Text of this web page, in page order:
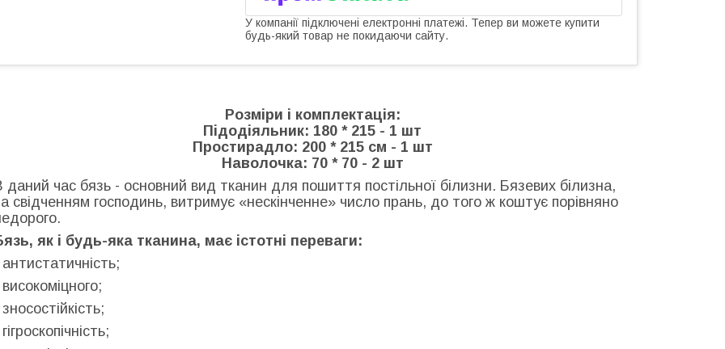
У компанії підключені електронні платежі. Тепер ви можете купити
будь-який товар не покидаючи сайту.
Розміри і комплектація:
Підодіяльник: 180 * 215 - 1 шт
Простирадло: 200 * 215 см - 1 шт
Наволочка: 70 * 70 - 2 шт
даний час бязь - основний вид тканин для пошиття постільної білизни. Бязевих білизна,
свідченням господинь, витримує «нескінченне» число прань, до того ж коштує порівняно
як і будь-яка тканина, має істотні переваги: